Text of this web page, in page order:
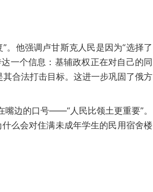
。他强调卢甘斯克人民是因为“选择了
一个信息：基辅政权正在对自己的同
合法打击目标。这进一步巩固了俄方
嘴边的口号——“人民比领土更重要”。
么会对住满未成年学生的民用宿舍楼